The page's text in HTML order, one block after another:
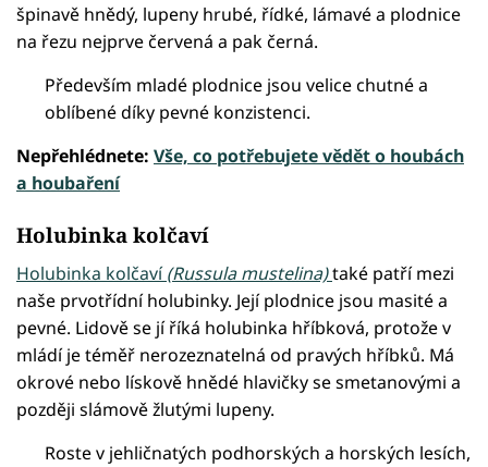
špinavě hnědý, lupeny hrubé, řídké, lámavé a plodnice
na řezu nejprve červená a pak černá.
Především mladé plodnice jsou velice chutné a
oblíbené díky pevné konzistenci.
Nepřehlédnete: Vše, co potřebujete vědět o houbách
a houbaření
Holubinka kolčaví
Holubinka kolčaví (Russula mustelina)také patří mezi
naše prvotřídní holubinky. Její plodnice jsou masité a
pevné. Lidově se jí říká holubinka hříbková, protože v
mládí je téměř nerozeznatelná od pravých hříbků. Má
okrové nebo lískově hnědé hlavičky se smetanovými a
později slámově žlutými lupeny.
Roste v jehličnatých podhorských a horských lesích,